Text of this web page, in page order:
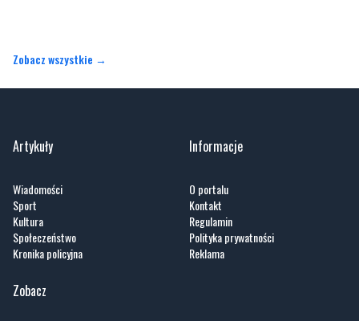
Zobacz wszystkie →
Artykuły
Wiadomości
Sport
Kultura
Społeczeństwo
Kronika policyjna
Informacje
O portalu
Kontakt
Regulamin
Polityka prywatności
Reklama
Zobacz